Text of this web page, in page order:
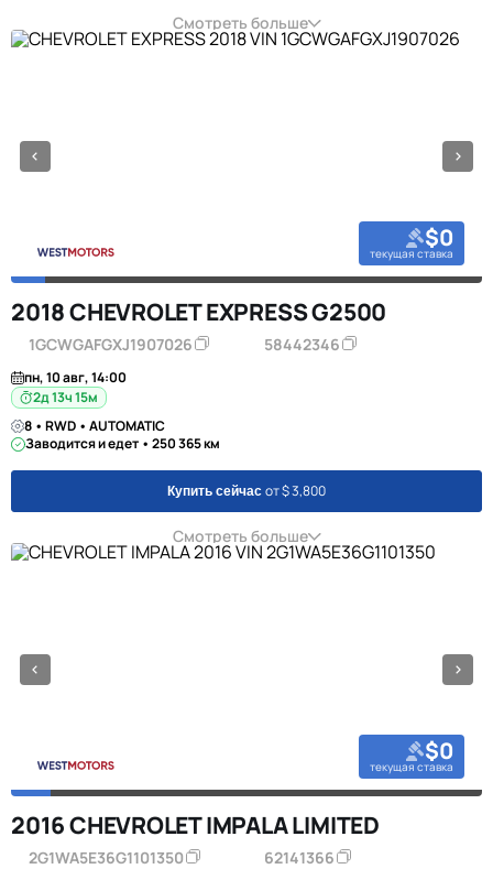
Смотреть больше
$0
текущая ставка
2018 CHEVROLET EXPRESS G2500
1GCWGAFGXJ1907026 58442346
пн, 10 авг, 14:00
2д 13ч 15м
8 • RWD • AUTOMATIC
Заводится и едет • 250 365 км
Купить сейчас от $ 3,800
Смотреть больше
$0
текущая ставка
2016 CHEVROLET IMPALA LIMITED
2G1WA5E36G1101350 62141366